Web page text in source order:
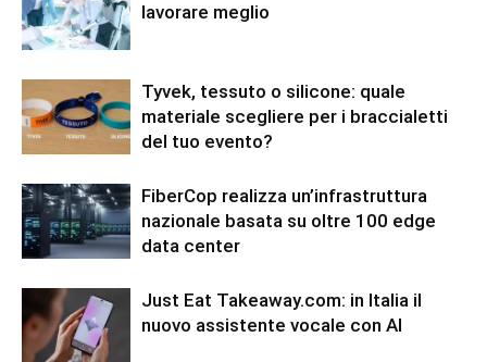
lavorare meglio
Tyvek, tessuto o silicone: quale
materiale scegliere per i braccialetti
del tuo evento?
FiberCop realizza un’infrastruttura
nazionale basata su oltre 100 edge
data center
Just Eat Takeaway.com: in Italia il
nuovo assistente vocale con AI